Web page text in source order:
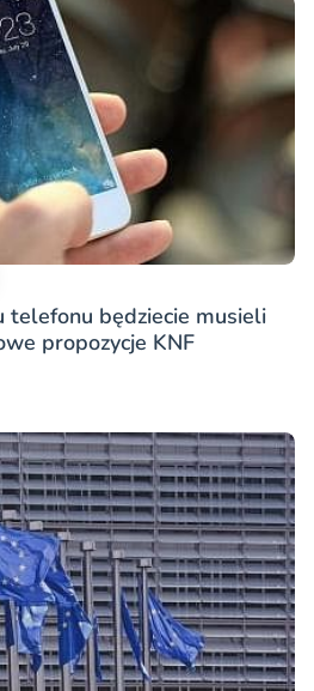
telefonu będziecie musieli
propozycje KNF